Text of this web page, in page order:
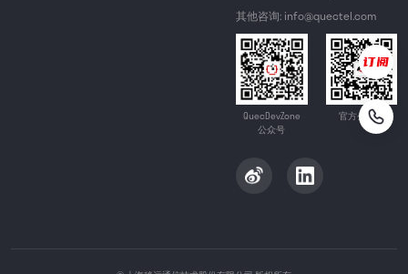
其他咨询: info@quectel.com
QuecDevZone
公众号
官方公众号